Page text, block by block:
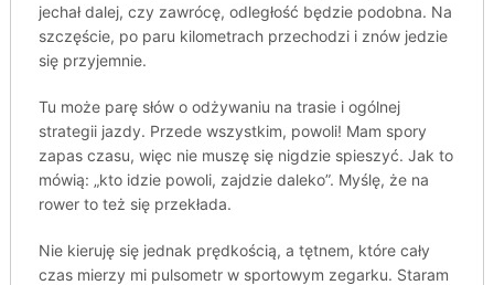
jechał dalej, czy zawrócę, odległość będzie podobna. Na
szczęście, po paru kilometrach przechodzi i znów jedzie
się przyjemnie.
Tu może parę słów o odżywaniu na trasie i ogólnej
strategii jazdy. Przede wszystkim, powoli! Mam spory
zapas czasu, więc nie muszę się nigdzie spieszyć. Jak to
mówią: „kto idzie powoli, zajdzie daleko”. Myślę, że na
rower to też się przekłada.
Nie kieruję się jednak prędkością, a tętnem, które cały
czas mierzy mi pulsometr w sportowym zegarku. Staram